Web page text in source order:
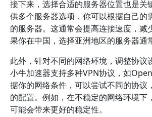
接下来，选择合适的服务器位置也是关
供多个服务器选项，你可以根据自己的
的服务器。这通常会提高连接速度，减
果你在中国，选择亚洲地区的服务器通
此外，针对不同的网络环境，调整协议
小牛加速器支持多种VPN协议，如
据你的网络条件，可以尝试不同的协议
的配置。例如，在不稳定的网络环境下
可能会带来更好的稳定性。